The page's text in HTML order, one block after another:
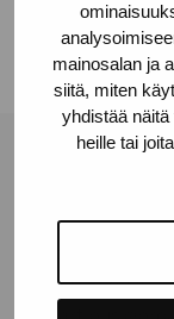
mainosalan ja
siitä, miten
yhdistää näitä
heille tai
Linkedin
Pro
10600 Ekenäs